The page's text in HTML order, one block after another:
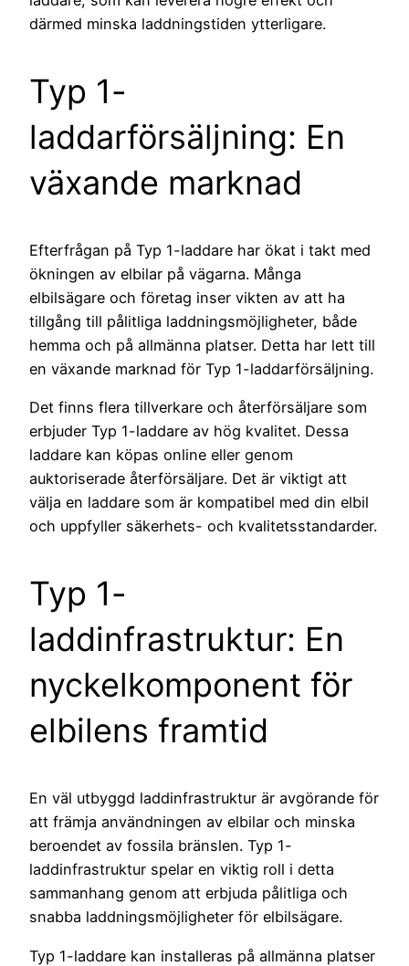
därmed minska laddningstiden ytterligare.
Typ 1-
laddarförsäljning: En
växande marknad
Efterfrågan på Typ 1-laddare har ökat i takt med
ökningen av elbilar på vägarna. Många
elbilsägare och företag inser vikten av att ha
tillgång till pålitliga laddningsmöjligheter, både
hemma och på allmänna platser. Detta har lett till
en växande marknad för Typ 1-laddarförsäljning.
Det finns flera tillverkare och återförsäljare som
erbjuder Typ 1-laddare av hög kvalitet. Dessa
laddare kan köpas online eller genom
auktoriserade återförsäljare. Det är viktigt att
välja en laddare som är kompatibel med din elbil
och uppfyller säkerhets- och kvalitetsstandarder.
Typ 1-
laddinfrastruktur: En
nyckelkomponent för
elbilens framtid
En väl utbyggd laddinfrastruktur är avgörande för
att främja användningen av elbilar och minska
beroendet av fossila bränslen. Typ 1-
laddinfrastruktur spelar en viktig roll i detta
sammanhang genom att erbjuda pålitliga och
snabba laddningsmöjligheter för elbilsägare.
Typ 1-laddare kan installeras på allmänna platser